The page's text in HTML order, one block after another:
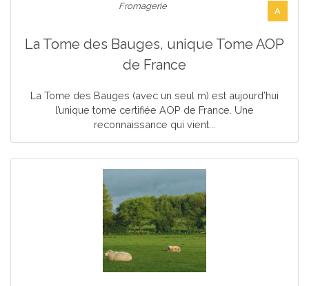
A
Fromagerie
La Tome des Bauges, unique Tome AOP
de France
La Tome des Bauges (avec un seul m) est aujourd’hui
l’unique tome certifiée AOP de France. Une
reconnaissance qui vient...